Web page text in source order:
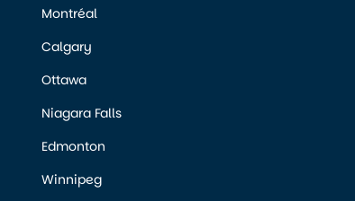
Montréal
Calgary
Ottawa
Niagara Falls
Edmonton
Winnipeg